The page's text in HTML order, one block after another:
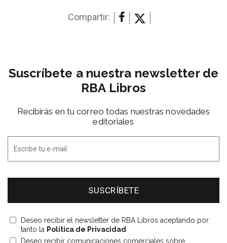
Compartir:
Suscríbete a nuestra newsletter de
RBA Libros
Recibirás en tu correo todas nuestras novedades
editoriales
Deseo recibir el newsletter de RBA Libros aceptando por
tanto la Política de Privacidad
Deseo recibir comunicaciones comerciales sobre